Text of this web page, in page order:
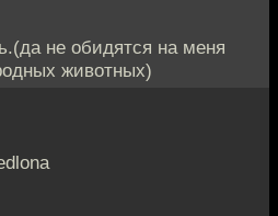
не обидятся на меня
животных)